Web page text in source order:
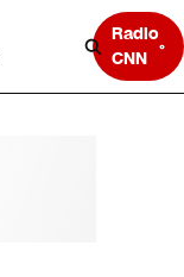
Radio
CNN